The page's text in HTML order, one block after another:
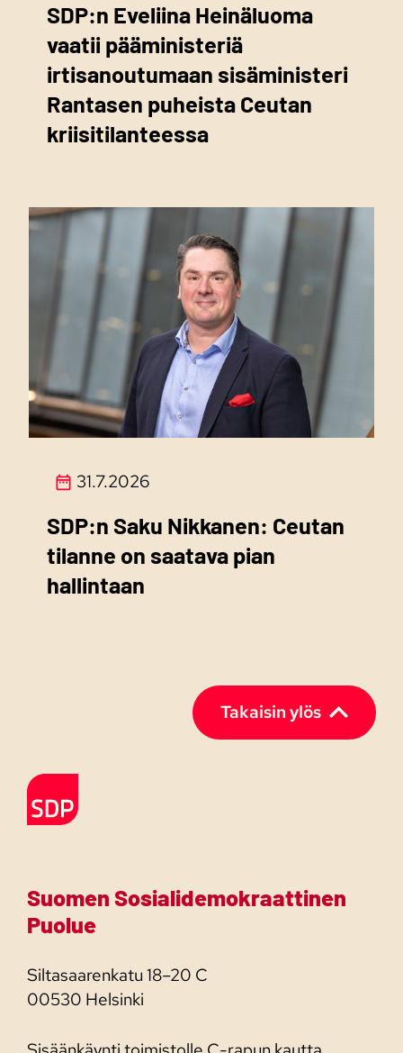
SDP:n Eveliina Heinäluoma
vaatii pääministeriä
irtisanoutumaan sisäministeri
Rantasen puheista Ceutan
kriisitilanteessa
31.7.2026
SDP:n Saku Nikkanen: Ceutan
tilanne on saatava pian
hallintaan
Takaisin ylös
Etusivulle
Suomen Sosialidemokraattinen
Puolue
Siltasaarenkatu 18–20 C
00530 Helsinki